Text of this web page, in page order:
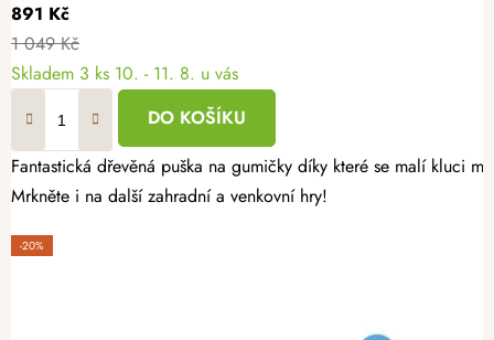
891 Kč
1 049 Kč
Skladem 3 ks 10. - 11. 8. u vás
DO KOŠÍKU
Fantastická dřevěná puška na gumičky díky které se malí kluci
Mrkněte i na další zahradní a venkovní hry!
-20%